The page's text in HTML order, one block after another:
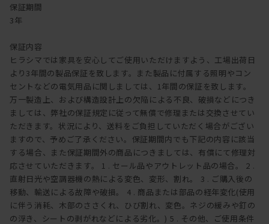
保証期間
3年
保証内容
ヒラシマでは家具を安心してご使用いただけますよう、工場出荷日
より3年間の製品保証を致します。また製品に付属する照明やコン
セントなどの電気用品に関しましては、1年間の保証を致します。
万一製造上、および構造設計上の欠陥による不良、破損などにつき
ましては、弊社の保証規定に従って無償で修理または交換させてい
ただきます。状況により、送料をご負担していただく場合がござい
ますので、予めご了承ください。保証期間内でも下記の内容に該当
する場合、また保証期間外の商品につきましては、有償にて修理対
応させていただきます。 1 . セール品やアウトレット品の場合。 2 .
直射日光や空調器機の熱による変色、変形、割れ。 3 . ご購入後の
移動、輸送による故障や破損。 4 . 商品または部品の経年変化(使用
に伴う消耗、木部のささくれ、ひび割れ、変色。ネジの緩みや釘の
の浮き、シートの剥がれなどによる劣化。) 5 . その他、ご使用条件